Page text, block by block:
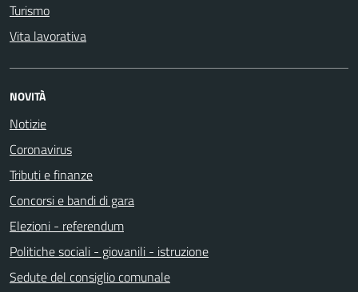
Turismo
Vita lavorativa
NOVITÀ
Notizie
Coronavirus
Tributi e finanze
Concorsi e bandi di gara
Elezioni - referendum
Politiche sociali - giovanili - istruzione
Sedute del consiglio comunale